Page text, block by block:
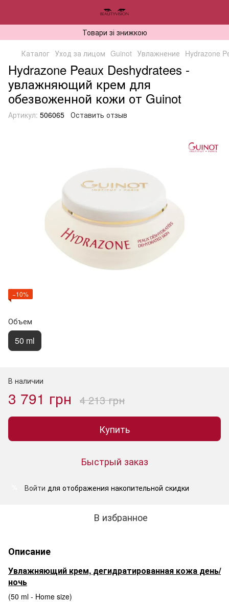
Товари зі знижкою
Каталог Уход за лицом Guinot Увлажнение Hydrazone
Hydrazone Peaux Deshydratees -
увлажняющий крем для
обезвоженной кожи от Guinot
Артикул: 506065 Оставить отзыв
−10%
Объем
50 ml
В наличии
3 791 грн 4 213 грн
Купить
Быстрый заказ
Войти для отображения накопительной скидки
В избранное
Описание
Увлажняющий крем, дегидратированная кожа день/
ночь
(50 ml - Home size)